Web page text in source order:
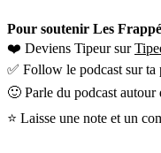
Pour soutenir Les Frappés
❤️ Deviens Tipeur sur
✅ Follow le podcast sur ta
🙂 Parle du podcast autour
⭐️ Laisse une note et un